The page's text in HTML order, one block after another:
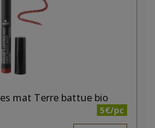
mat Terre battue bio
5€/pc